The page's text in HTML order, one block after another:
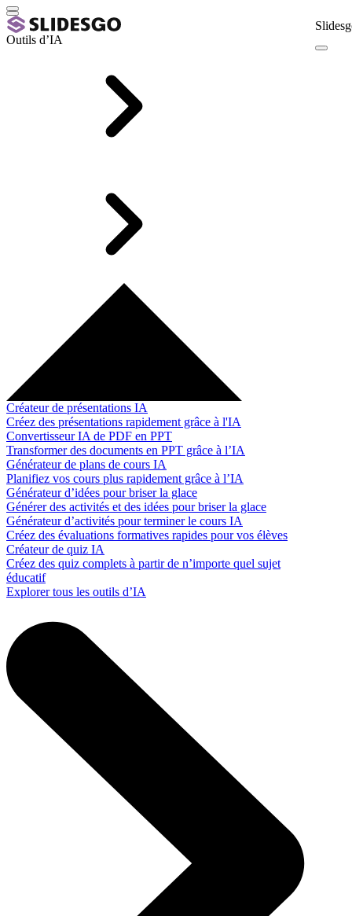
Outils d’IA
Créateur de présentations IA
Créez des présentations rapidement grâce à l'IA
Convertisseur IA de PDF en PPT
Transformer des documents en PPT grâce à l’IA
Générateur de plans de cours IA
Planifiez vos cours plus rapidement grâce à l’IA
Générateur d’idées pour briser la glace
Générer des activités et des idées pour briser la glace
Générateur d’activités pour terminer le cours IA
Créez des évaluations formatives rapides pour vos élèves
Créateur de quiz IA
Créez des quiz complets à partir de n’importe quel sujet
éducatif
Explorer tous les outils d’IA